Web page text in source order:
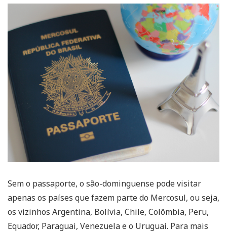
Sem o passaporte, o são-dominguense pode visitar
apenas os países que fazem parte do Mercosul, ou seja,
os vizinhos Argentina, Bolívia, Chile, Colômbia, Peru,
Equador, Paraguai, Venezuela e o Uruguai. Para mais